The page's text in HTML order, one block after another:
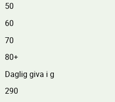
50
60
70
80+
Daglig giva i g
290